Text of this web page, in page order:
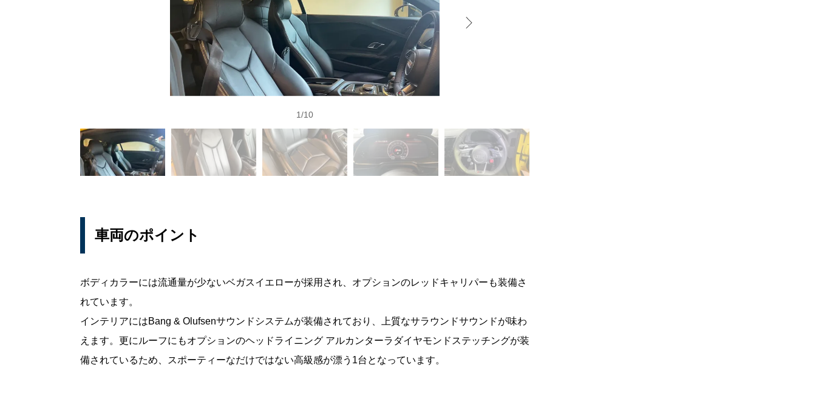
1/10
車両のポイント
ボディカラーには流通量が少ないベガスイエローが採用され、オプションのレッドキャリパーも装備さ
れています。
インテリアにはBang & Olufsenサウンドシステムが装備されており、上質なサラウンドサウンドが味わ
えます。更にルーフにもオプションのヘッドライニング アルカンターラダイヤモンドステッチングが装
備されているため、スポーティーなだけではない高級感が漂う1台となっています。